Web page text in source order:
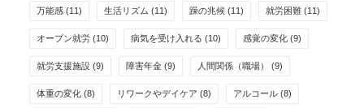
万能感 (11) 生活リズム (11) 躁の兆候 (11) 就労困難 (11)
オープン就労 (10) 病気を受け入れる (10) 感覚の変化 (9)
就労支援施設 (9) 障害年金 (9) 人間関係（職場） (9)
体重の変化 (8) リワークやデイケア (8) アルコール (8)